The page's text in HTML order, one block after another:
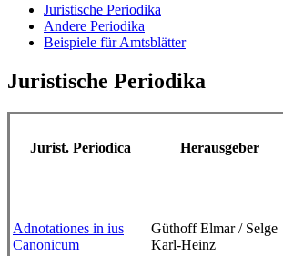
Juristische Periodika
Andere Periodika
Beispiele für Amtsblätter
Juristische Periodika
Jurist. Periodica Herausgeber
Adnotationes in ius
Canonicum
Güthoff Elmar / Selge
Karl-Heinz